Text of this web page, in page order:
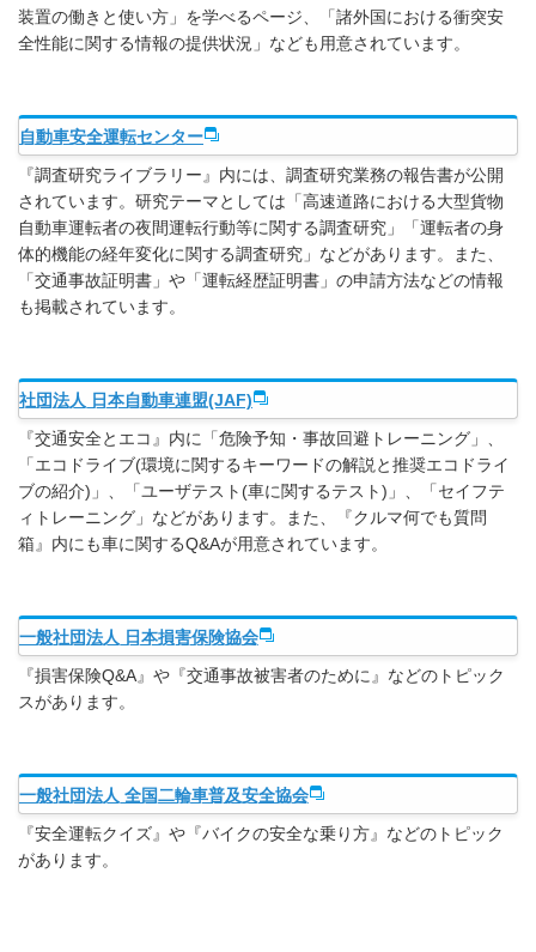
装置の働きと使い方」を学べるページ、「諸外国における衝突安
全性能に関する情報の提供状況」なども用意されています。
自動車安全運転センター
『調査研究ライブラリー』内には、調査研究業務の報告書が公開
されています。研究テーマとしては「高速道路における大型貨物
自動車運転者の夜間運転行動等に関する調査研究」「運転者の身
体的機能の経年変化に関する調査研究」などがあります。また、
「交通事故証明書」や「運転経歴証明書」の申請方法などの情報
も掲載されています。
社団法人 日本自動車連盟(JAF)
『交通安全とエコ』内に「危険予知・事故回避トレーニング」、
「エコドライブ(環境に関するキーワードの解説と推奨エコドライ
ブの紹介)」、「ユーザテスト(車に関するテスト)」、「セイフテ
ィトレーニング」などがあります。また、『クルマ何でも質問
箱』内にも車に関するQ&Aが用意されています。
一般社団法人 日本損害保険協会
『損害保険Q&A』や『交通事故被害者のために』などのトピック
スがあります。
一般社団法人 全国二輪車普及安全協会
『安全運転クイズ』や『バイクの安全な乗り方』などのトピック
があります。